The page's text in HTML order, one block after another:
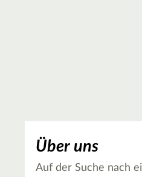
Über uns
Auf der Suche nach